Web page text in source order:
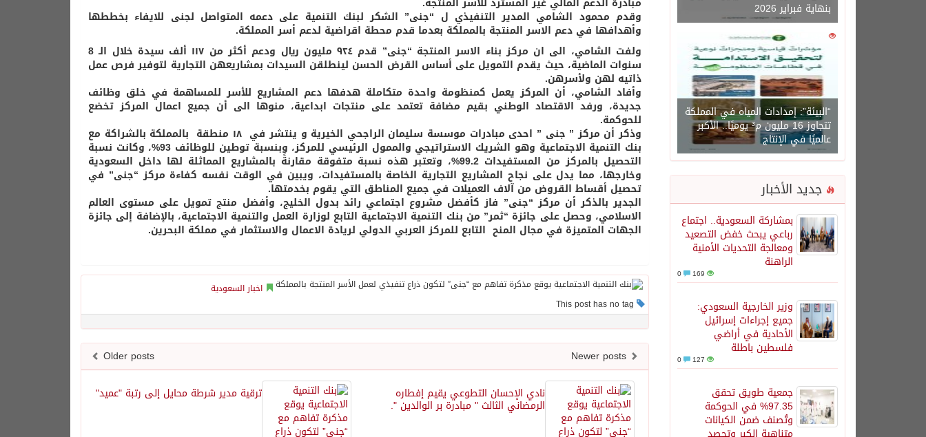
بنهاية فبراير 2026
1450
“البيئة”: إمدادات المياه في المملكة
تتجاوز 16 مليون م³ يوميًا.. الأكبر
عالميًا في الإنتاج
جديد الأخبار
بمشاركة السعودية.. اجتماع
رباعي يبحث خفض التصعيد
ومعالجة التحديات الأمنية
الراهنة
169
وزير الخارجية السعودي:
جميع إجراءات إسرائيل
الأحادية في أراضي
فلسطين باطلة
127
جمعية طويق تحقق
97.35% في الحوكمة
وتُصنف ضمن الكيانات
وقدم محمود الشامي المدير التنفيذي ل “جنى” الشكر لبنك التنمية على دعمه المتواصل لجنى للايفاء بخططها
وأهدافها في دعم الاسر المنتجة بالمملكة بعدما قدم محطة اقراضية لدعم أسر المملكة.
ولفت الشامي، الى ان مركز بناء الاسر المنتجة “جنى” قدم ٩٢٤ مليون ريال ودعم أكثر من ١١٧ ألف سيدة خلال الـ 8
سنوات الماضية، حيث يقدم التمويل على أساس القرض الحسن لينطلقن السيدات بمشاريعهن التجارية لتوفير فرص عمل
ذاتيه لهن ولأسرهن‪ .‬
وأفاد الشامي، أن المركز يعمل كمنظومة واحدة متكاملة هدفها دعم المشاريع للأسر للمساهمة في خلق وظائف
جديدة، ورفد الاقتصاد الوطني بقيم مضافة تعتمد على منتجات ابداعية، منوها الى أن جميع اعمال المركز تخضع
للحوكمة‪.‬
وذكر أن مركز ” جنى ” احدى مبادرات موسسة سليمان الراجحي الخيرية و ينتشر في ١٨ منطقة بالمملكة بالشراكة مع
بنك التنمية الاجتماعية وهو الشريك الاستراتيجي والممول الرئيسي للمركز، وبنسبة توطين للوظائف 93%، وكانت نسبة
التحصيل بالمركز من المستفيدات 99.2%، وتعتبر هذه نسبة متفوقة مقارنةً بالمشاريع المماثلة لها داخل السعودية
وخارجها، مما يدل على نجاح المشاريع التجارية الخاصة بالمستفيدات، ويبين في الوقت نفسه كفاءة مركز “جنى” في
تحصيل أقساط القروض من آلاف العميلات في جميع المناطق التي يقوم بخدمتها‪.‬
الجدير بالذكر أن مركز “جنى” فاز كأفضل مشروع اجتماعي رائد بدول الخليج، وأفضل منتج تمويل على مستوى العالم
الاسلامي، وحصل على جائزة “ثمر” من بنك التنمية الاجتماعية التابع لوزارة العمل والتنمية الاجتماعية، بالإضافة إلى جائزة
الجهات المتميزة في مجال المنح التابع للمركز العربي الدولي لريادة الاعمال والاستثمار في مملكة البحرين.
اخبار السعودية
Older posts
ترقية مدير شرطة محايل إلى رتبة "عميد"
نادي الإحسان التطوعي يقيم إفطاره
الرمضاني الثالث " مبادرة بر الوالدين ".